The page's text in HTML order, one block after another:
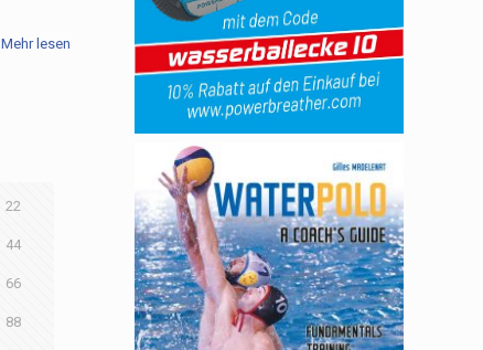
Mehr lesen
22
44
66
88